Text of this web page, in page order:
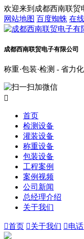
欢迎来到成都西南联贸
网站地图 百度蜘蛛 在
成都西南联贸电子有限公司
称重·包装·检测 - 省力

首页
检测设备
灌装设备
称重设备
包装设备
工程案例
案例视频
公司新闻
总经理介绍
关于我们
首页 关于我们 电